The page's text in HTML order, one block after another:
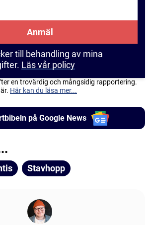
Anmäl
till behandling av mina
Läs vår policy
en trovärdig och mångsidig rapportering.
Här kan du läsa mer...
på Google News
Stavhopp